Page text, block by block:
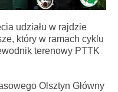
udziału w rajdzie
który w ramach cyklu
terenowy PTTK
Olsztyn Główny